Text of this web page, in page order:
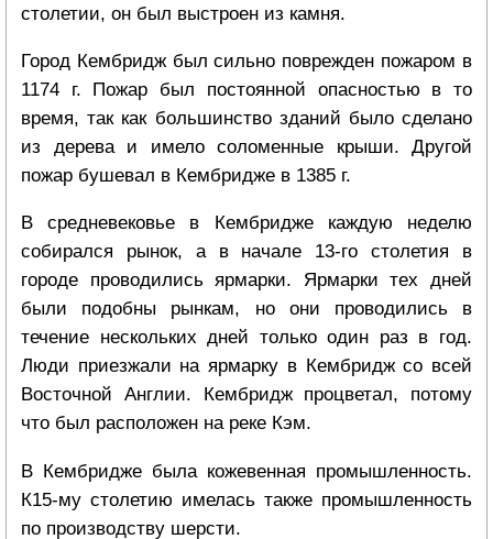
столетии, он был выстроен из камня.
Город Кембридж был сильно поврежден пожаром в
1174 г. Пожар был постоянной опасностью в то
время, так как большинство зданий было сделано
из дерева и имело соломенные крыши. Другой
пожар бушевал в Кембридже в 1385 г.
В средневековье в Кембридже каждую неделю
собирался рынок, а в начале 13-го столетия в
городе проводились ярмарки. Ярмарки тех дней
были подобны рынкам, но они проводились в
течение нескольких дней только один раз в год.
Люди приезжали на ярмарку в Кембридж со всей
Восточной Англии. Кембридж процветал, потому
что был расположен на реке Кэм.
В Кембридже была кожевенная промышленность.
К15-му столетию имелась также промышленность
по производству шерсти.